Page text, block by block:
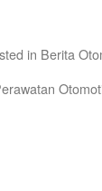
in Berita